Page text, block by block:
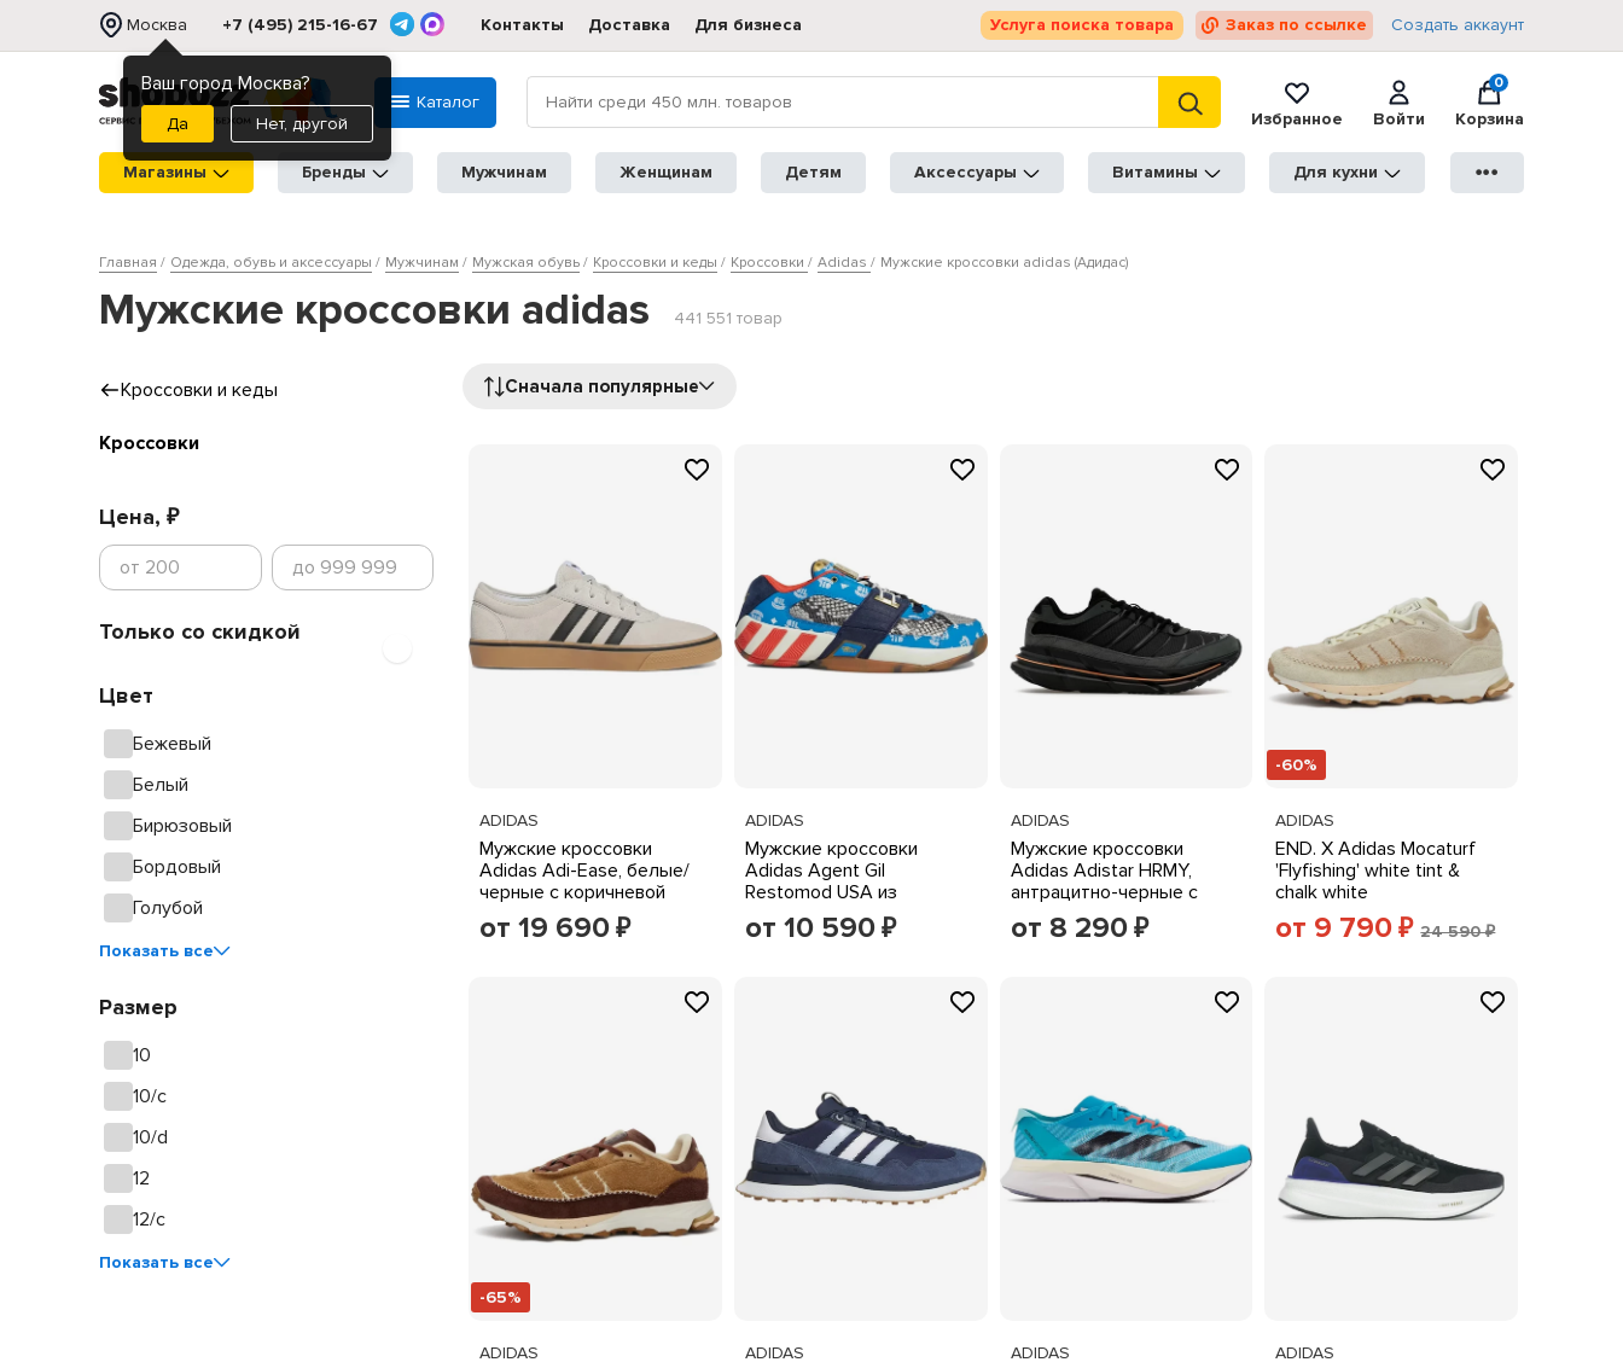
Москва
Ваш город Москва?
Нет, другой
+7 (495) 215-16-67 Контакты Доставка Для бизнеса Услуга поиска товара Заказ по ссылке Создать аккаунт
Каталог
Избранное
Войти
0
Корзина
Магазины Бренды Мужчинам Женщинам Детям Аксессуары Витамины Для кухни ●●●
Главная Одежда, обувь и аксессуары Мужчинам Мужская обувь Кроссовки и кеды Кроссовки Adidas Мужские кроссовки adidas (Адидас)
Мужские кроссовки adidas 441 551 товар
Кроссовки и кеды
Кроссовки
Цена, ₽
Только со скидкой
Цвет
Бежевый
Белый
Бирюзовый
Бордовый
Голубой
Показать все
Размер
10
10/c
10/d
12
12/c
Показать все
Сначала популярные
ADIDAS
Мужские кроссовки
Adidas Adi-Ease, белые/
черные с коричневой
подошвой
от 19 690 ₽
ADIDAS
Мужские кроссовки
Adidas Agent Gil
Restomod USA из
комбинированных
материалов, темно-синие
от 10 590 ₽
ADIDAS
Мужские кроссовки
Adidas Adistar HRMY,
антрацитно-черные с
оранжевыми акцентами
от 8 290 ₽
-60%
ADIDAS
END. X Adidas Mocaturf
'Flyfishing' white tint &
chalk white
от 9 790 ₽ 24 590 ₽
-65%
ADIDAS ADIDAS ADIDAS ADIDAS